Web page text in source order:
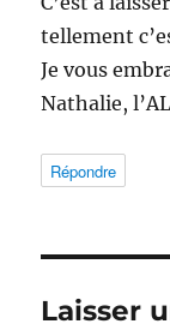
tellement
Je vous
Nathalie,
Répondre
Laisser